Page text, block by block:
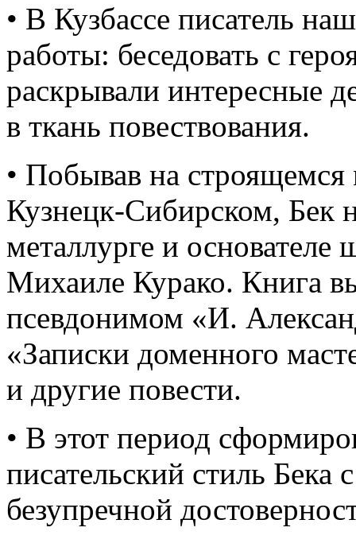
• В Кузбассе писатель
работы: беседовать с
раскрывали интересные
в ткань повествования.
• Побывав на строящемся
Кузнецк-Сибирском, Бек
металлурге и
Михаиле Курако. Книга
псевдонимом «И.
«Записки доменного
и другие повести.
• В этот период
писательский стиль
безупречной